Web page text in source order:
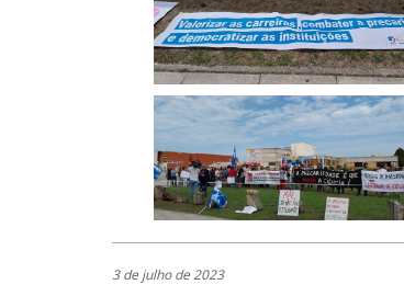
3 de julho de 2023